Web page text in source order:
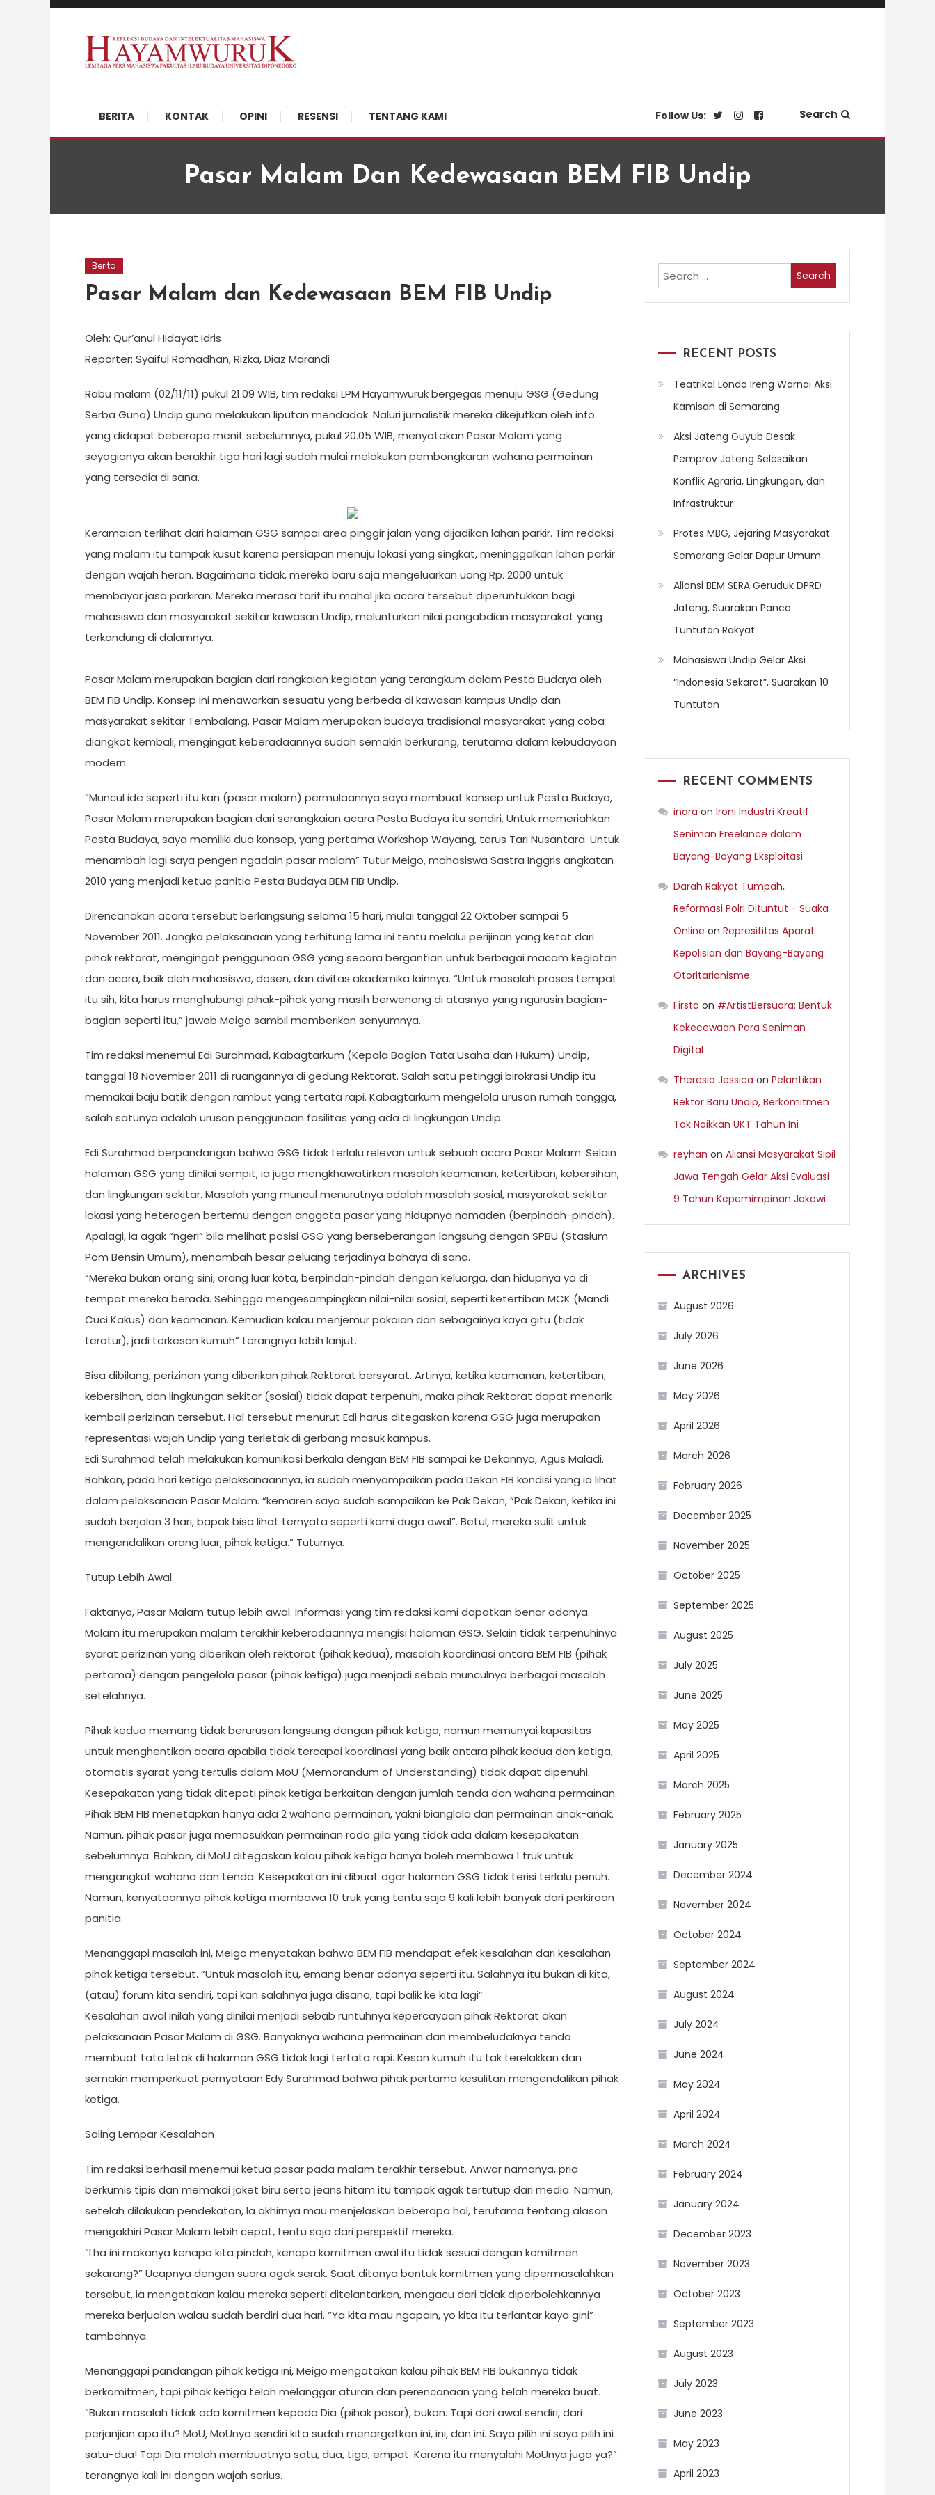
Skip
Content
BERITA KONTAK OPINI RESENSI TENTANG KAMI Follow Us: Search
Pasar Malam Dan Kedewasaan BEM FIB Undip
Berita
Pasar Malam dan Kedewasaan BEM FIB Undip
Oleh: Qur’anul Hidayat Idris
Reporter: Syaiful Romadhan, Rizka, Diaz Marandi
Rabu malam (02/11/11) pukul 21.09 WIB, tim redaksi LPM Hayamwuruk bergegas menuju GSG (Gedung
Serba Guna) Undip guna melakukan liputan mendadak. Naluri jurnalistik mereka dikejutkan oleh info
yang didapat beberapa menit sebelumnya, pukul 20.05 WIB, menyatakan Pasar Malam yang
seyogianya akan berakhir tiga hari lagi sudah mulai melakukan pembongkaran wahana permainan
yang tersedia di sana.
Keramaian terlihat dari halaman GSG sampai area pinggir jalan yang dijadikan lahan parkir. Tim redaksi
yang malam itu tampak kusut karena persiapan menuju lokasi yang singkat, meninggalkan lahan parkir
dengan wajah heran. Bagaimana tidak, mereka baru saja mengeluarkan uang Rp. 2000 untuk
membayar jasa parkiran. Mereka merasa tarif itu mahal jika acara tersebut diperuntukkan bagi
mahasiswa dan masyarakat sekitar kawasan Undip, melunturkan nilai pengabdian masyarakat yang
terkandung di dalamnya.
Pasar Malam merupakan bagian dari rangkaian kegiatan yang terangkum dalam Pesta Budaya oleh
BEM FIB Undip. Konsep ini menawarkan sesuatu yang berbeda di kawasan kampus Undip dan
masyarakat sekitar Tembalang. Pasar Malam merupakan budaya tradisional masyarakat yang coba
diangkat kembali, mengingat keberadaannya sudah semakin berkurang, terutama dalam kebudayaan
modern.
“Muncul ide seperti itu kan (pasar malam) permulaannya saya membuat konsep untuk Pesta Budaya,
Pasar Malam merupakan bagian dari serangkaian acara Pesta Budaya itu sendiri. Untuk memeriahkan
Pesta Budaya, saya memiliki dua konsep, yang pertama Workshop Wayang, terus Tari Nusantara. Untuk
menambah lagi saya pengen ngadain pasar malam” Tutur Meigo, mahasiswa Sastra Inggris angkatan
2010 yang menjadi ketua panitia Pesta Budaya BEM FIB Undip.
Direncanakan acara tersebut berlangsung selama 15 hari, mulai tanggal 22 Oktober sampai 5
November 2011. Jangka pelaksanaan yang terhitung lama ini tentu melalui perijinan yang ketat dari
pihak rektorat, mengingat penggunaan GSG yang secara bergantian untuk berbagai macam kegiatan
dan acara, baik oleh mahasiswa, dosen, dan civitas akademika lainnya. “Untuk masalah proses tempat
itu sih, kita harus menghubungi pihak-pihak yang masih berwenang di atasnya yang ngurusin bagian-
bagian seperti itu,” jawab Meigo sambil memberikan senyumnya.
Tim redaksi menemui Edi Surahmad, Kabagtarkum (Kepala Bagian Tata Usaha dan Hukum) Undip,
tanggal 18 November 2011 di ruangannya di gedung Rektorat. Salah satu petinggi birokrasi Undip itu
memakai baju batik dengan rambut yang tertata rapi. Kabagtarkum mengelola urusan rumah tangga,
salah satunya adalah urusan penggunaan fasilitas yang ada di lingkungan Undip.
Edi Surahmad berpandangan bahwa GSG tidak terlalu relevan untuk sebuah acara Pasar Malam. Selain
halaman GSG yang dinilai sempit, ia juga mengkhawatirkan masalah keamanan, ketertiban, kebersihan,
dan lingkungan sekitar. Masalah yang muncul menurutnya adalah masalah sosial, masyarakat sekitar
lokasi yang heterogen bertemu dengan anggota pasar yang hidupnya nomaden (berpindah-pindah).
Apalagi, ia agak “ngeri” bila melihat posisi GSG yang berseberangan langsung dengan SPBU (Stasium
Pom Bensin Umum), menambah besar peluang terjadinya bahaya di sana.
“Mereka bukan orang sini, orang luar kota, berpindah-pindah dengan keluarga, dan hidupnya ya di
tempat mereka berada. Sehingga mengesampingkan nilai-nilai sosial, seperti ketertiban MCK (Mandi
Cuci Kakus) dan keamanan. Kemudian kalau menjemur pakaian dan sebagainya kaya gitu (tidak
teratur), jadi terkesan kumuh” terangnya lebih lanjut.
Bisa dibilang, perizinan yang diberikan pihak Rektorat bersyarat. Artinya, ketika keamanan, ketertiban,
kebersihan, dan lingkungan sekitar (sosial) tidak dapat terpenuhi, maka pihak Rektorat dapat menarik
kembali perizinan tersebut. Hal tersebut menurut Edi harus ditegaskan karena GSG juga merupakan
representasi wajah Undip yang terletak di gerbang masuk kampus.
Edi Surahmad telah melakukan komunikasi berkala dengan BEM FIB sampai ke Dekannya, Agus Maladi.
Bahkan, pada hari ketiga pelaksanaannya, ia sudah menyampaikan pada Dekan FIB kondisi yang ia lihat
dalam pelaksanaan Pasar Malam. “kemaren saya sudah sampaikan ke Pak Dekan, “Pak Dekan, ketika ini
sudah berjalan 3 hari, bapak bisa lihat ternyata seperti kami duga awal”. Betul, mereka sulit untuk
mengendalikan orang luar, pihak ketiga.” Tuturnya.
Tutup Lebih Awal
Faktanya, Pasar Malam tutup lebih awal. Informasi yang tim redaksi kami dapatkan benar adanya.
Malam itu merupakan malam terakhir keberadaannya mengisi halaman GSG. Selain tidak terpenuhinya
syarat perizinan yang diberikan oleh rektorat (pihak kedua), masalah koordinasi antara BEM FIB (pihak
pertama) dengan pengelola pasar (pihak ketiga) juga menjadi sebab munculnya berbagai masalah
setelahnya.
Pihak kedua memang tidak berurusan langsung dengan pihak ketiga, namun memunyai kapasitas
untuk menghentikan acara apabila tidak tercapai koordinasi yang baik antara pihak kedua dan ketiga,
otomatis syarat yang tertulis dalam MoU (Memorandum of Understanding) tidak dapat dipenuhi.
Kesepakatan yang tidak ditepati pihak ketiga berkaitan dengan jumlah tenda dan wahana permainan.
Pihak BEM FIB menetapkan hanya ada 2 wahana permainan, yakni bianglala dan permainan anak-anak.
Namun, pihak pasar juga memasukkan permainan roda gila yang tidak ada dalam kesepakatan
sebelumnya. Bahkan, di MoU ditegaskan kalau pihak ketiga hanya boleh membawa 1 truk untuk
mengangkut wahana dan tenda. Kesepakatan ini dibuat agar halaman GSG tidak terisi terlalu penuh.
Namun, kenyataannya pihak ketiga membawa 10 truk yang tentu saja 9 kali lebih banyak dari perkiraan
panitia.
Menanggapi masalah ini, Meigo menyatakan bahwa BEM FIB mendapat efek kesalahan dari kesalahan
pihak ketiga tersebut. “Untuk masalah itu, emang benar adanya seperti itu. Salahnya itu bukan di kita,
(atau) forum kita sendiri, tapi kan salahnya juga disana, tapi balik ke kita lagi”
Kesalahan awal inilah yang dinilai menjadi sebab runtuhnya kepercayaan pihak Rektorat akan
pelaksanaan Pasar Malam di GSG. Banyaknya wahana permainan dan membeludaknya tenda
membuat tata letak di halaman GSG tidak lagi tertata rapi. Kesan kumuh itu tak terelakkan dan
semakin memperkuat pernyataan Edy Surahmad bahwa pihak pertama kesulitan mengendalikan pihak
ketiga.
Saling Lempar Kesalahan
Tim redaksi berhasil menemui ketua pasar pada malam terakhir tersebut. Anwar namanya, pria
berkumis tipis dan memakai jaket biru serta jeans hitam itu tampak agak tertutup dari media. Namun,
setelah dilakukan pendekatan, Ia akhirnya mau menjelaskan beberapa hal, terutama tentang alasan
mengakhiri Pasar Malam lebih cepat, tentu saja dari perspektif mereka.
“Lha ini makanya kenapa kita pindah, kenapa komitmen awal itu tidak sesuai dengan komitmen
sekarang?” Ucapnya dengan suara agak serak. Saat ditanya bentuk komitmen yang dipermasalahkan
tersebut, ia mengatakan kalau mereka seperti ditelantarkan, mengacu dari tidak diperbolehkannya
mereka berjualan walau sudah berdiri dua hari. “Ya kita mau ngapain, yo kita itu terlantar kaya gini”
tambahnya.
Menanggapi pandangan pihak ketiga ini, Meigo mengatakan kalau pihak BEM FIB bukannya tidak
berkomitmen, tapi pihak ketiga telah melanggar aturan dan perencanaan yang telah mereka buat.
“Bukan masalah tidak ada komitmen kepada Dia (pihak pasar), bukan. Tapi dari awal sendiri, dari
perjanjian apa itu? MoU, MoUnya sendiri kita sudah menargetkan ini, ini, dan ini. Saya pilih ini saya pilih ini
satu-dua! Tapi Dia malah membuatnya satu, dua, tiga, empat. Karena itu menyalahi MoUnya juga ya?”
terangnya kali ini dengan wajah serius.
Search
for:
RECENT POSTS
Teatrikal Londo Ireng Warnai Aksi
Kamisan di Semarang
Aksi Jateng Guyub Desak
Pemprov Jateng Selesaikan
Konflik Agraria, Lingkungan, dan
Infrastruktur
Protes MBG, Jejaring Masyarakat
Semarang Gelar Dapur Umum
Aliansi BEM SERA Geruduk DPRD
Jateng, Suarakan Panca
Tuntutan Rakyat
Mahasiswa Undip Gelar Aksi
“Indonesia Sekarat”, Suarakan 10
Tuntutan
RECENT COMMENTS
inara on Ironi Industri Kreatif:
Seniman Freelance dalam
Bayang-Bayang Eksploitasi
Darah Rakyat Tumpah,
Reformasi Polri Dituntut - Suaka
Online on Represifitas Aparat
Kepolisian dan Bayang-Bayang
Otoritarianisme
Firsta on #ArtistBersuara: Bentuk
Kekecewaan Para Seniman
Digital
Theresia Jessica on Pelantikan
Rektor Baru Undip, Berkomitmen
Tak Naikkan UKT Tahun Ini
reyhan on Aliansi Masyarakat Sipil
Jawa Tengah Gelar Aksi Evaluasi
9 Tahun Kepemimpinan Jokowi
ARCHIVES
August 2026
July 2026
June 2026
May 2026
April 2026
March 2026
February 2026
December 2025
November 2025
October 2025
September 2025
August 2025
July 2025
June 2025
May 2025
April 2025
March 2025
February 2025
January 2025
December 2024
November 2024
October 2024
September 2024
August 2024
July 2024
June 2024
May 2024
April 2024
March 2024
February 2024
January 2024
December 2023
November 2023
October 2023
September 2023
August 2023
July 2023
June 2023
May 2023
April 2023